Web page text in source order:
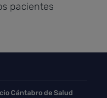
pacientes
Cántabro de Salud